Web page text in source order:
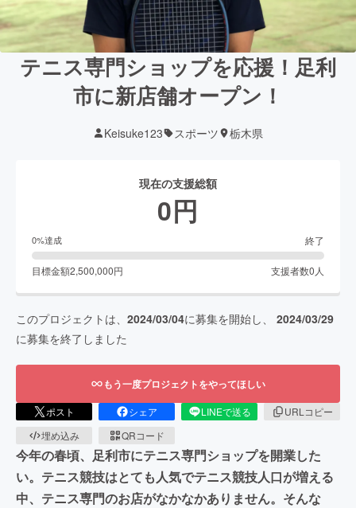
テニス専門ショップを応援！足利
市に新店舗オープン！
Keisuke123 スポーツ 栃木県
現在の支援総額
0円
0%達成 終了
目標金額2,500,000円 支援者数0 人
このプロジェクトは、 2024/03/04に募集を開始し、 2024/03/29
に募集を終了しました
もう一度プロジェクトをやってほしい
ポスト シェア LINEで送る
URLコピー
埋め込み
QRコード
今年の春頃、足利市にテニス専門ショップを開業した
い。テニス競技はとても人気でテニス競技人口が増える
中、テニス専門のお店がなかなかありません。そんな